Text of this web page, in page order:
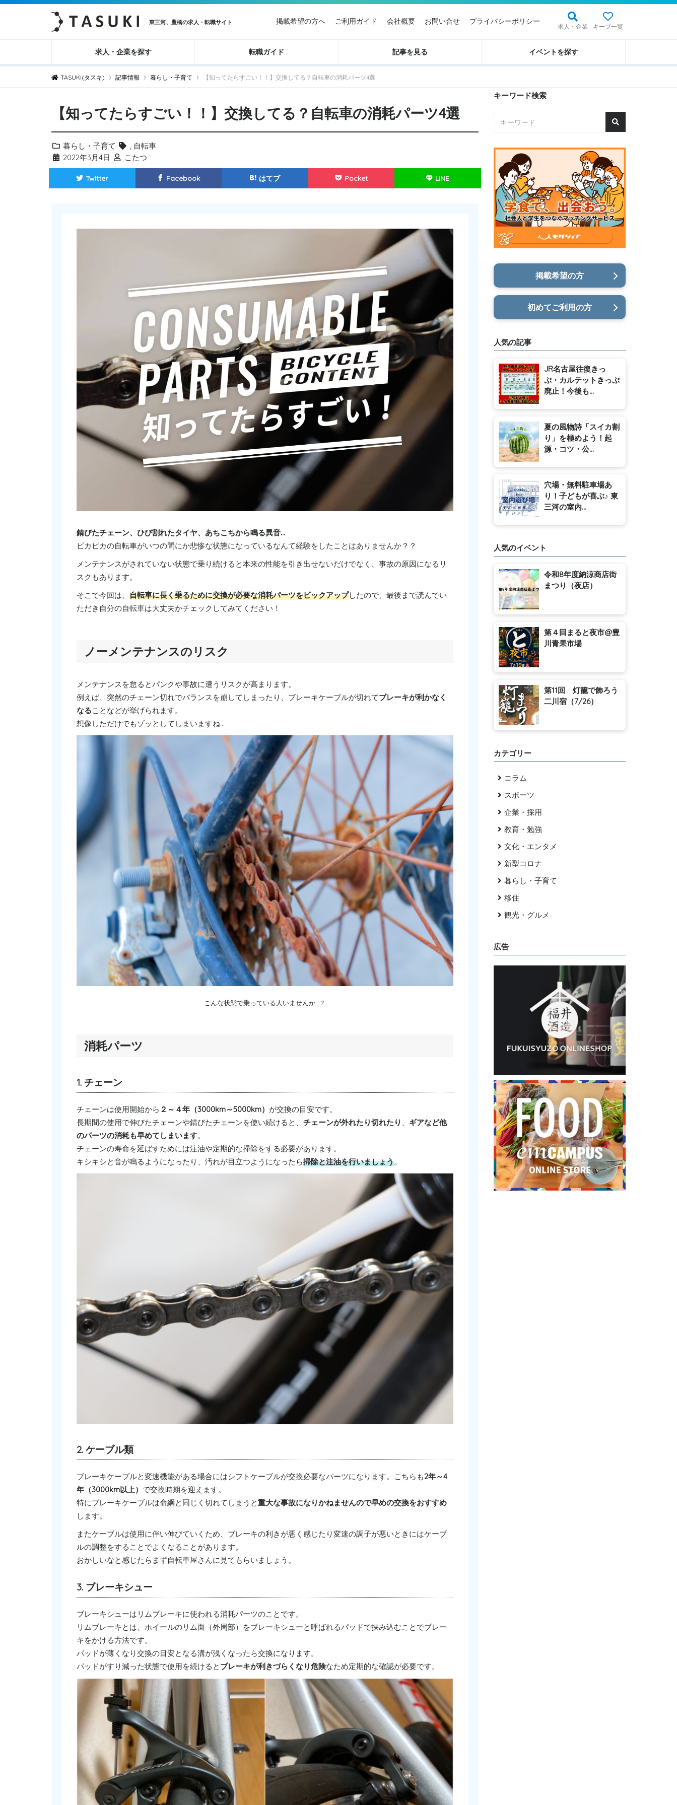
東三河、豊橋の求人・転職サイト
求人・企業 キープ一覧
掲載希望の方へ ご利用ガイド 会社概要 お問い合せ プライバシーポリシー
求人・企業を探す 転職ガイド 記事を見る イベントを探す
TASUKI(タスキ) › 記事情報 › 暮らし・子育て › 【知ってたらすごい！！】交換してる？自転車の消耗パーツ4選
【知ってたらすごい！！】交換してる？自転車の消耗パーツ4選
暮らし・子育て , 自転車
2022年3月4日
こたつ
Twitter Facebook はてブ Pocket LINE
錆びたチェーン、ひび割れたタイヤ、あちこちから鳴る異音…
ピカピカの自転車がいつの間にか悲惨な状態になっているなんて経験をしたことはありませんか？？
メンテナンスがされていない状態で乗り続けると本来の性能を引き出せないだけでなく、事故の原因になるリ
スクもあります。
そこで今回は、 自転車に長く乗るために交換が必要な消耗パーツをピックアップしたので、最後まで読んでい
ただき自分の自転車は大丈夫かチェックしてみてください！
ノーメンテナンスのリスク
メンテナンスを怠るとパンクや事故に遭うリスクが高まります。
例えば、突然のチェーン切れでバランスを崩してしまったり、ブレーキケーブルが切れてブレーキが利かなく
なることなどが挙げられます。
想像しただけでもゾッとしてしまいますね…
こんな状態で乗っている人いませんか…？
消耗パーツ
1. チェーン
チェーンは使用開始から ２～４年（3000km～5000km） が交換の目安です。
長期間の使用で伸びたチェーンや錆びたチェーンを使い続けると、 チェーンが外れたり切れたり
ギアなど他
のパーツの消耗も早めてしまいます。
チェーンの寿命を延ばすためには注油や定期的な掃除をする必要があります。
キシキシと音が鳴るようになったり、汚れが目立つようになったら掃除と注油を行いましょう。
2. ケーブル類
ブレーキケーブルと変速機能がある場合にはシフトケーブルが交換必要なパーツになります。こちらも2年～4
年（3000km以上） で交換時期を迎えます。
特にブレーキケーブルは命綱と同じく切れてしまうと重大な事故になりかねませんので早めの交換をおすすめ
します。
またケーブルは使用に伴い伸びていくため、ブレーキの利きが悪く感じたり変速の調子が悪いときにはケーブ
ルの調整をすることでよくなることがあります。
おかしいなと感じたらまず自転車屋さんに見てもらいましょう。
3. ブレーキシュー
ブレーキシューはリムブレーキに使われる消耗パーツのことです。
リムブレーキとは、ホイールのリム面（外周部）をブレーキシューと呼ばれるパッドで挟み込むことでブレー
キをかける方法です。
パッドが薄くなり交換の目安となる溝が浅くなったら交換になります。
パッドがすり減った状態で使用を続けると ブレーキが利きづらくなり危険なため定期的な確認が必要です。
キーワード検索
掲載希望の方
初めてご利用の方
人気の記事
JR名古屋往復きっ
ぷ・カルテットきっぷ
廃止！今後も...
夏の風物詩「スイカ割
り」を極めよう！起
源・コツ・公...
穴場・無料駐車場あ
り！子どもが喜ぶ♪ 東
三河の室内...
人気のイベント
令和8年度納涼商店街
まつり（夜店）
第４回まると夜市@豊
川青果市場
第11回 灯籠で飾ろう
二川宿（7/26）
カテゴリー
コラム
スポーツ
企業・採用
教育・勉強
文化・エンタメ
新型コロナ
暮らし・子育て
移住
観光・グルメ
広告